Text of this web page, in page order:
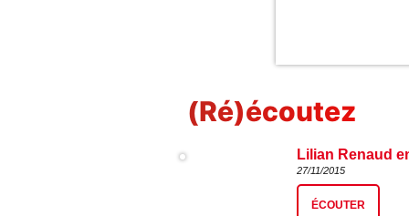
(Ré)écoutez
Lilian Renaud
27/11/2015
ÉCOUTER